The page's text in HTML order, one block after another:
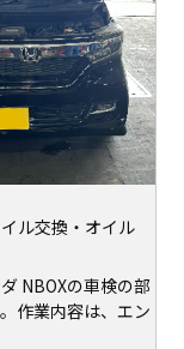
ル交換・オイル
NBOXの車検の部
作業内容は、エン